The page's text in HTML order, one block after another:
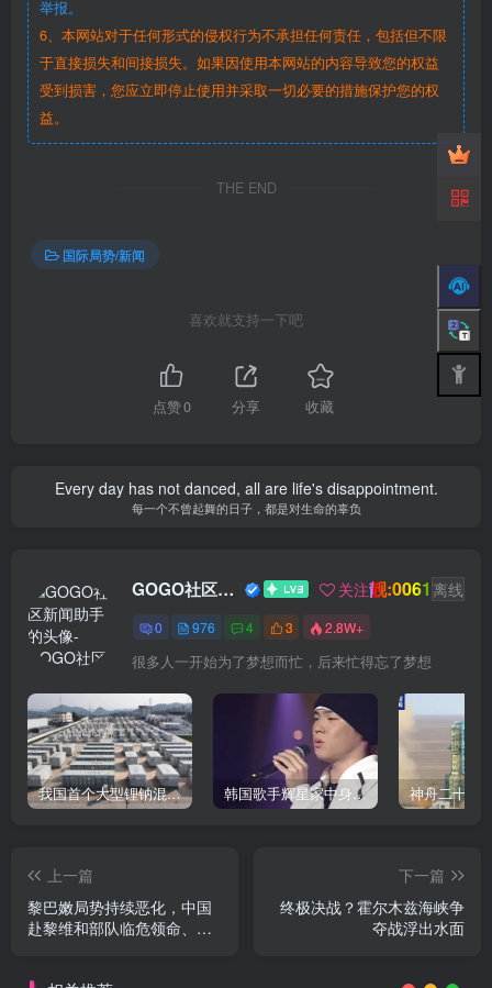
举报。
6、本网站对于任何形式的侵权行为不承担任何责任，包括但不限
于直接损失和间接损失。如果因使用本网站的内容导致您的权益
受到损害，您应立即停止使用并采取一切必要的措施保护您的权
益。
THE END
国际局势/新闻
喜欢就支持一下吧
点赞0 分享 收藏
Every day has not danced, all are life's disappointment.
每一个不曾起舞的日子，都是对生命的辜负
GOGO社区新闻助手 关注靓:0061 离线
0 976 4 3 2.8W+
很多人一开始为了梦想而忙，后来忙得忘了梦想
我国首个大型锂钠混合储能站投产，开启储能新时代 韩国歌手辉星家中身亡，终年43岁，警方调查死因
上一篇
黎巴嫩局势持续恶化，中国
赴黎维和部队临危领命、逆
下一篇
终极决战？霍尔木兹海峡争
夺战浮出水面